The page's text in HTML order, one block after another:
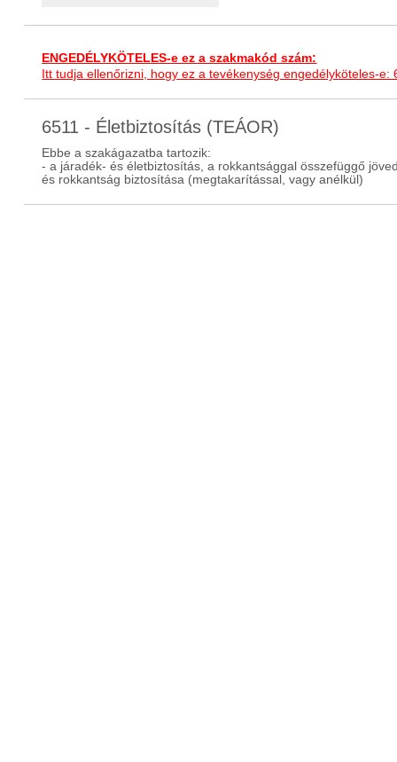
ENGEDÉLYKÖTELES-e ez a szakmakód szám:
Itt tudja ellenőrizni, hogy ez a tevékenység engedélyköteles-e:
6511 - Életbiztosítás (TEÁOR)
Ebbe a szakágazatba tartozik:
- a járadék- és életbiztosítás, a rokkantsággal összefüggő
és rokkantság biztosítása (megtakarítással, vagy anélkül)